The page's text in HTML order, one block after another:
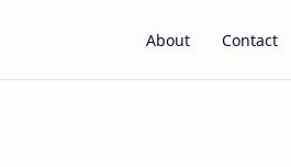
About Contact